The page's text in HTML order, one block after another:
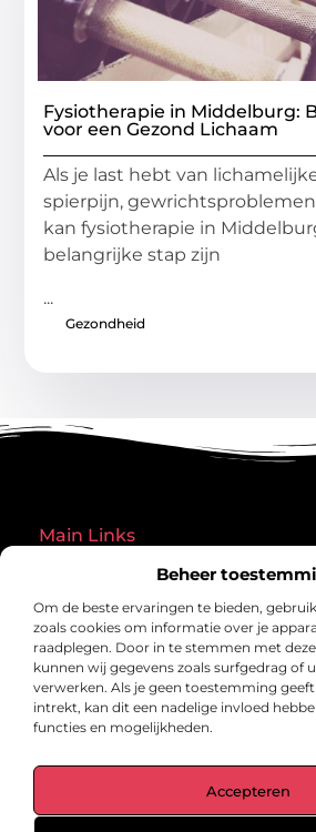
Beheer
Om de beste ervaringen te bieden,
zoals cookies om informatie over je
raadplegen. Door in te stemmen met
kunnen wij gegevens zoals surfgedrag of
verwerken. Als je geen toestemming
intrekt, kan dit een nadelige invloed
functies en mogelijkheden.
Accepteren
Fysiotherapie in Middelburg:
voor een Gezond Lichaam
Als je last hebt van
spierpijn, gewrichtsproblemen
kan fysiotherapie in
belangrijke stap zijn
...
Gezondheid
Main Links
inspirerende
Ontdek blogs en artikelen over alles wat het